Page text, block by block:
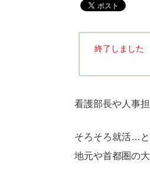
終了しました
看護部長や人事
そろそろ就活…と
地元や首都圏の